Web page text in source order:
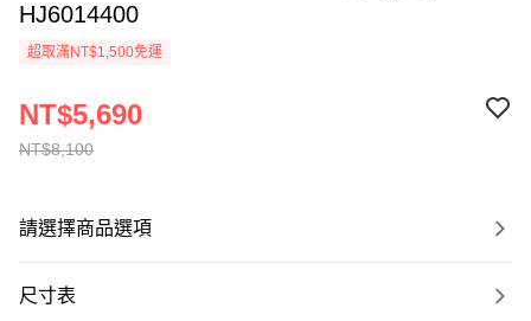
HJ6014400
超取滿NT$1,500免運
NT$8,100
NT$5,690
請選擇商品選項
尺寸表